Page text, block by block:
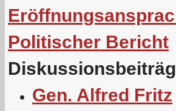
Politischer Bericht
Gen. Alfred Fritz